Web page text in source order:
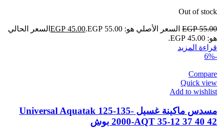
Out of stock
EGP55.00 السعر الأصلي هو: EGP 55.00. EGP 45.00
السعر الحالي
هو: EGP 45.00.
قراءة المزيد
-6%
Compare
Quick view
Add to wishlist
مسدس ماكينة غسيل Universal Aquatak 125-135-
2000-AQT 35-12 37 40 42 بوش